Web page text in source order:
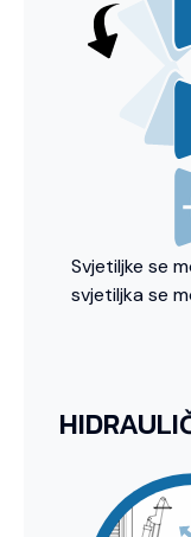
Svjetiljke se
svjetiljka se